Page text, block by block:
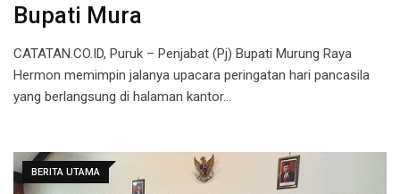
Bupati Mura
CATATAN.CO.ID, Puruk – Penjabat (Pj) Bupati Murung Raya
Hermon memimpin jalanya upacara peringatan hari pancasila
yang berlangsung di halaman kantor…
BERITA UTAMA